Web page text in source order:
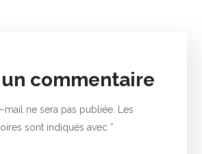
commentaire
mail ne sera pas publiée.
Les
sont indiqués avec *